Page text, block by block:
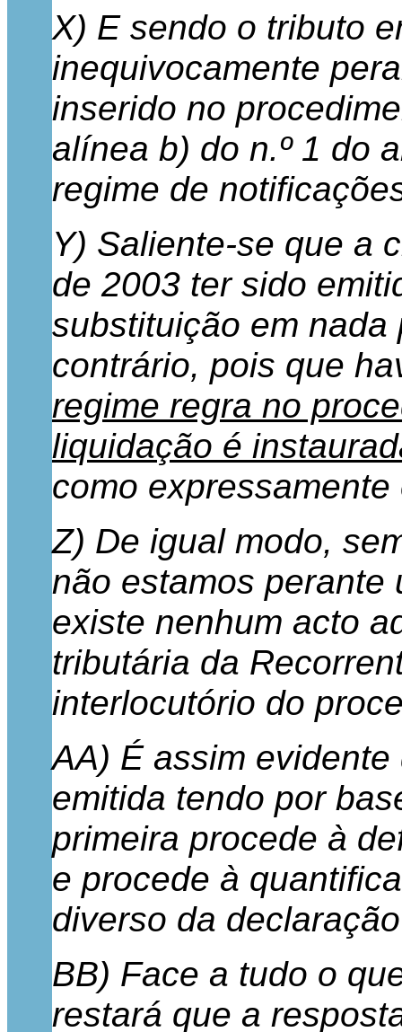
X) E sendo o tributo
inequivocamente
inserido no
alínea b) do n.º 1 do
regime de
Y) Saliente-se que a
de 2003 ter sido
substituição em
contrário, pois que
regime regra no
liquidação é
como expressamente
Z) De igual modo,
não estamos perante
existe nenhum acto
tributária da
interlocutório do
AA) É assim
emitida tendo por
primeira procede à
e procede à
diverso da
BB) Face a tudo o
restará que a